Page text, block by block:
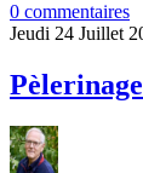
0 commentaires
Jeudi 24 Juillet